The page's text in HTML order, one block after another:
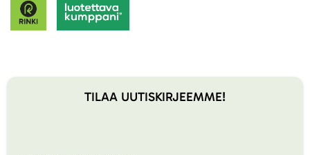
TILAA UUTISKIRJEEMME!